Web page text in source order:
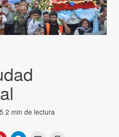
2 min de lectura